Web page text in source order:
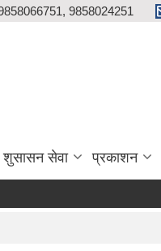
9858024251
शुसासन सेवा प्रकाशन